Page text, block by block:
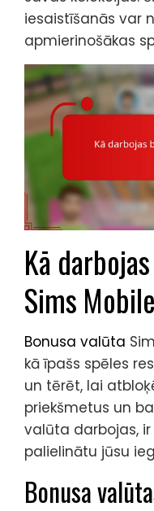
iesaistīšanās var
apmierinošākas
Kā
Sims
Bonusa valūta
kā īpašs spēles
un tērēt, lai
priekšmetus un
valūta darbojas,
palielinātu jūsu
Bonusa